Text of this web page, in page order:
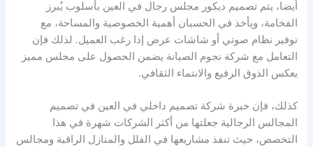
أيضا، يتم تصميم ديكور مجلس رجال في العين بأسلوب يُبرز
الفخامة، ويأخذ في الحسبان أهمية الخصوصية والمساحة، مع
توفير نظام صوتي أو شاشات عرض إذا رغب العميل. لذلك فإن
التعامل مع شركة نجوم الصيانة يضمن الحصول على مجلس مميز
يعكس الذوق الرفيع والانتماء الثقافي.
كذلك، فإن خبرة شركة تصميم داخلي في العين في تصميم
المجالس الرجالية جعلتها من أكثر الشركات شهرة في هذا
التخصص، حيث تنفذ مشاريعها في الفلل والمنازل الراقية ومجالس